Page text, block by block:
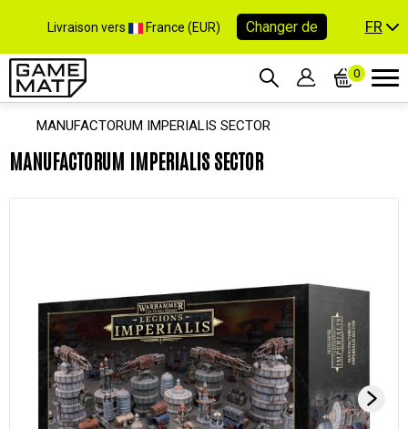
Livraison vers France (EUR) Changer de FR
0
MANUFACTORUM IMPERIALIS SECTOR
MANUFACTORUM IMPERIALIS SECTOR